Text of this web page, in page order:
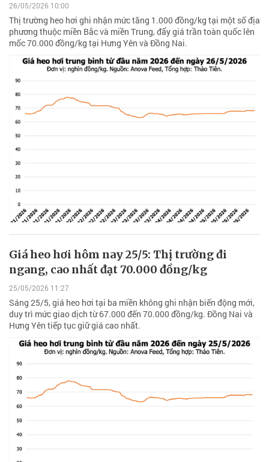
26/05/2026 10:00
Thị trường heo hơi ghi nhận mức tăng 1.000 đồng/kg tại một số địa
phương thuộc miền Bắc và miền Trung, đẩy giá trần toàn quốc lên
mốc 70.000 đồng/kg tại Hưng Yên và Đồng Nai.
Giá heo hơi hôm nay 25/5: Thị trường đi
ngang, cao nhất đạt 70.000 đồng/kg
25/05/2026 11:27
Sáng 25/5, giá heo hơi tại ba miền không ghi nhận biến động mới,
duy trì mức giao dịch từ 67.000 đến 70.000 đồng/kg. Đồng Nai và
Hưng Yên tiếp tục giữ giá cao nhất.